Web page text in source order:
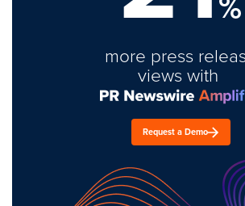
more press
views with
Request a Demo